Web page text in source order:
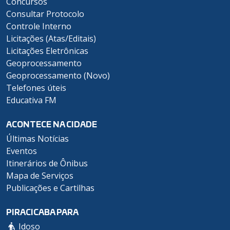
Consultar Protocolo
Controle Interno
Licitações (Atas/Editais)
Licitações Eletrônicas
Geoprocessamento
Geoprocessamento (Novo)
Telefones úteis
Educativa FM
ACONTECE NA CIDADE
Últimas Notícias
Eventos
Itinerários de Ônibus
Mapa de Serviços
Publicações e Cartilhas
PIRACICABA PARA
Idoso